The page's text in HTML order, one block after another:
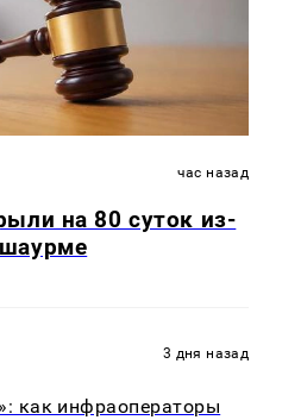
час назад
на 80 суток из-
3 дня назад
как инфраоператоры